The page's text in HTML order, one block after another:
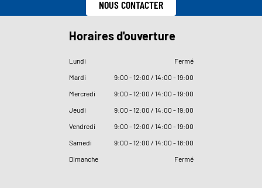
NOUS CONTACTER
Horaires d'ouverture
Lundi
Fermé
Mardi
9:00 - 12:00 / 14:00 - 19:00
Mercredi
9:00 - 12:00 / 14:00 - 19:00
Jeudi
9:00 - 12:00 / 14:00 - 19:00
Vendredi
9:00 - 12:00 / 14:00 - 19:00
Samedi
9:00 - 12:00 / 14:00 - 18:00
Dimanche
Fermé